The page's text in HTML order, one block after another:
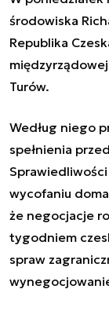
środowiska
Republika
Turów.
Według niego
spełnienia
wycofaniu
że negocjacje
tygodniem
spraw